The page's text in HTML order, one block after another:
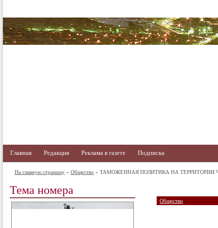
Главная Редакция Реклама в газете Подписка
На главную страницу » Общество » ТАМОЖЕННАЯ ПОЛИТИКА НА ТЕРРИТОРИИ
Тема номера
Общество